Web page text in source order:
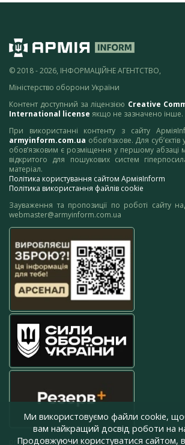
© 2018 - 2026, ІНФОРМАЦІЙНЕ АГЕНТСТВО,
Міністерство оборони України
Контент доступний за ліцензією Creative
International license якщо не зазначено інше.
При використанні контенту з сайту
armyinform.com.ua обов’язкове. Для
обов’язковим є розміщення у першому абзаці
відкритого для пошукових систем
матеріал.
Політика користування сайтом АрміяInform
Політика використання файлів cookie
Зауваження та пропозиції по роботі сайту
webmaster@armyinform.com.ua
press@armyinform.com.ua
Ми використовуємо файли cookie,
вам найкращий досвід роботи на
Продовжуючи користуватися сайтом,